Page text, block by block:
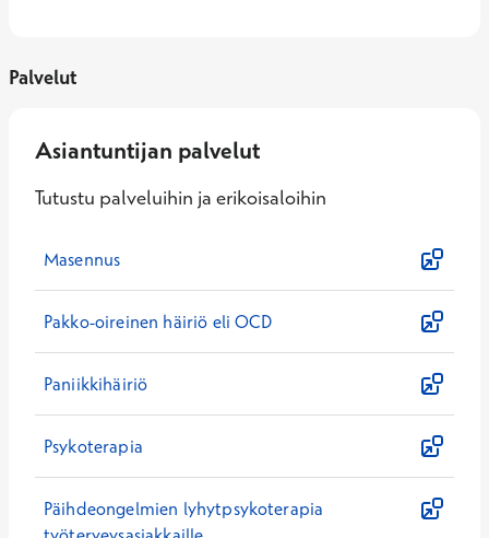
Palvelut
Asiantuntijan palvelut
Tutustu palveluihin ja erikoisaloihin
Masennus
Pakko-oireinen häiriö eli OCD
Paniikkihäiriö
Psykoterapia
Päihdeongelmien lyhytpsykoterapia